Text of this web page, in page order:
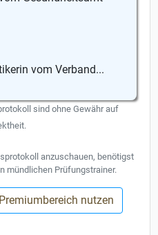
vom Verband...
sind ohne Gewähr auf
anzuschauen, benötigst
mündlichen Prüfungstrainer.
nutzen